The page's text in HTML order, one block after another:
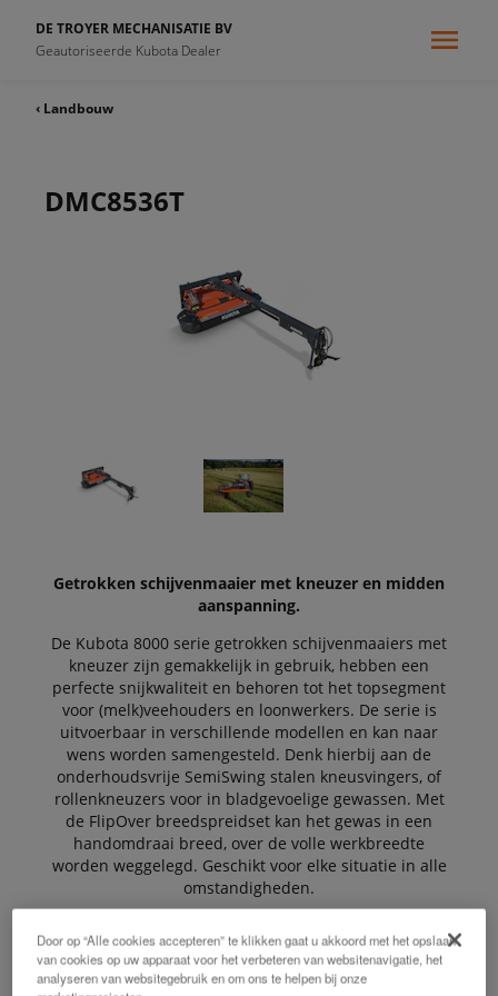
DE TROYER MECHANISATIE BV
Geautoriseerde Kubota Dealer
‹ Landbouw
DMC8536T
Getrokken schijvenmaaier met kneuzer en midden
aanspanning.
De Kubota 8000 serie getrokken schijvenmaaiers met
kneuzer zijn gemakkelijk in gebruik, hebben een
perfecte snijkwaliteit en behoren tot het topsegment
voor (melk)veehouders en loonwerkers. De serie is
uitvoerbaar in verschillende modellen en kan naar
wens worden samengesteld. Denk hierbij aan de
onderhoudsvrije SemiSwing stalen kneusvingers, of
rollenkneuzers voor in bladgevoelige gewassen. Met
de FlipOver breedspreidset kan het gewas in een
handomdraai breed, over de volle werkbreedte
worden weggelegd. Geschikt voor elke situatie in alle
omstandigheden.
De Voordelen
Door op “Alle cookies accepteren” te klikken gaat u akkoord met het opslaan
van cookies op uw apparaat voor het verbeteren van websitenavigatie, het
analyseren van websitegebruik en om ons te helpen bij onze